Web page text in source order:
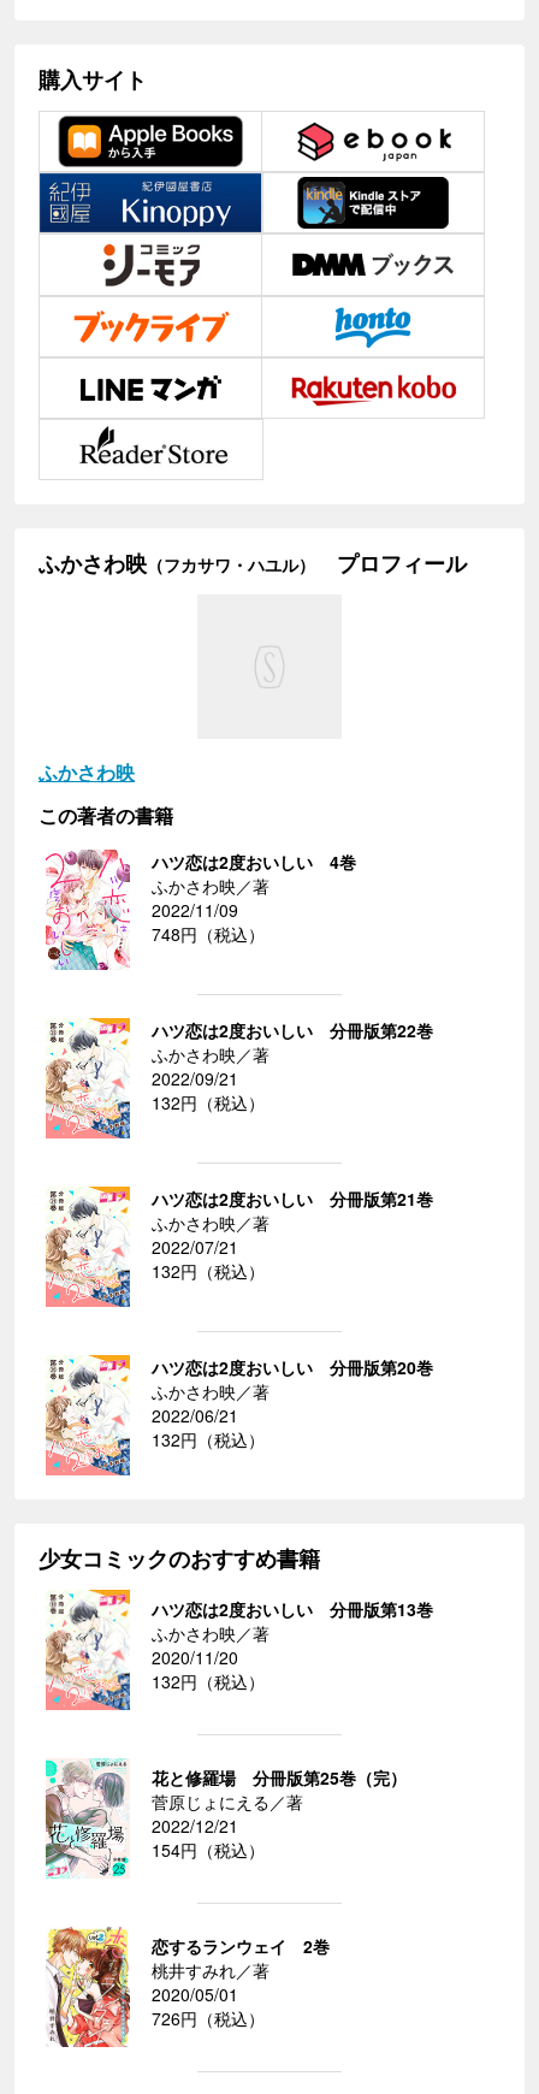
購入サイト
ふかさわ映 （フカサワ・ハユル） プロフィール
ふかさわ映
この著者の書籍
ハツ恋は2度おいしい 4巻
ふかさわ映／著
2022/11/09
748円（税込）
ハツ恋は2度おいしい 分冊版第22巻
ふかさわ映／著
2022/09/21
132円（税込）
ハツ恋は2度おいしい 分冊版第21巻
ふかさわ映／著
2022/07/21
132円（税込）
ハツ恋は2度おいしい 分冊版第20巻
ふかさわ映／著
2022/06/21
132円（税込）
少女コミックのおすすめ書籍
ハツ恋は2度おいしい 分冊版第13巻
ふかさわ映／著
2020/11/20
132円（税込）
花と修羅場 分冊版第25巻（完）
菅原じょにえる／著
2022/12/21
154円（税込）
恋するランウェイ 2巻
桃井すみれ／著
2020/05/01
726円（税込）